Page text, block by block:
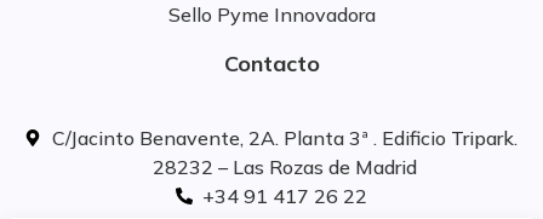
Sello Pyme Innovadora
Contacto
C/Jacinto Benavente, 2A. Planta 3ª . Edificio Tripark.
28232 – Las Rozas de Madrid
+34 91 417 26 22